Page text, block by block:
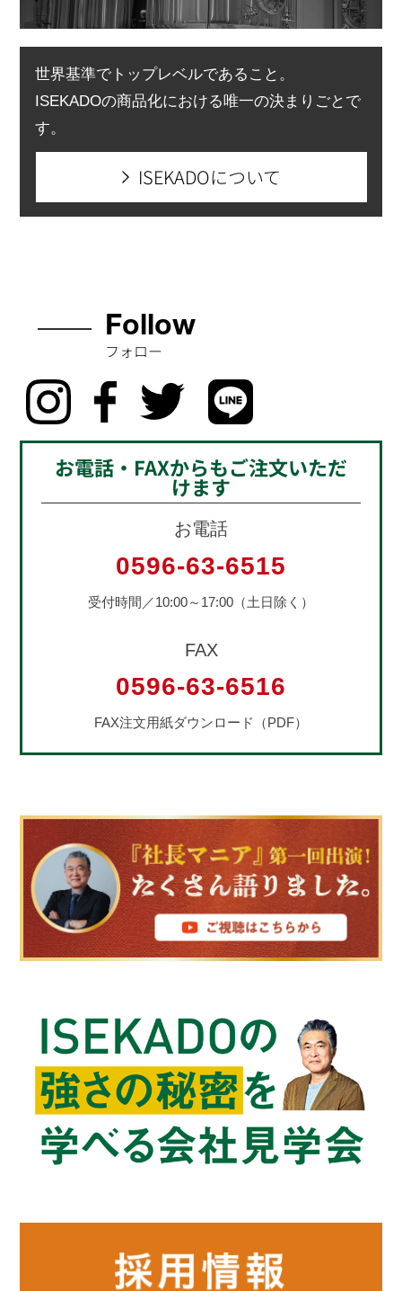
にひき）
🏆 審査会：
International Brewing
Awards 2026
━━━━━━‥‥・
世界基準でトップレベルであること。
ISEKADOの商品化における唯一の決まりごとで
す。
ISEKADOについて
Follow
フォロー
お電話・FAXからもご注文いただ
けます
お電話
0596-63-6515
受付時間／10:00～17:00（土日除く）
FAX
0596-63-6516
FAX注文用紙ダウンロード（PDF）